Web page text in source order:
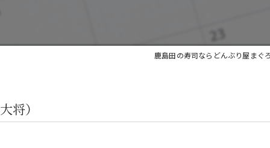
鹿島田の寿司ならどんぶり屋まぐ
将）